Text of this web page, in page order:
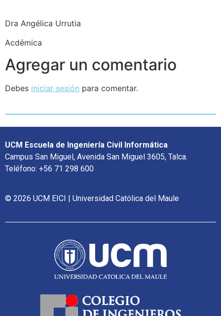
Dra Angélica Urrutia
Acdémica
Agregar un comentario
Debes iniciar sesión para comentar.
UCM Escuela de Ingeniería Civil Informática
Campus San Miguel, Avenida San Miguel 3605, Talca.
Teléfono: +56 71 298 600
© 2026 UCM EICI | Universidad Católica del Maule